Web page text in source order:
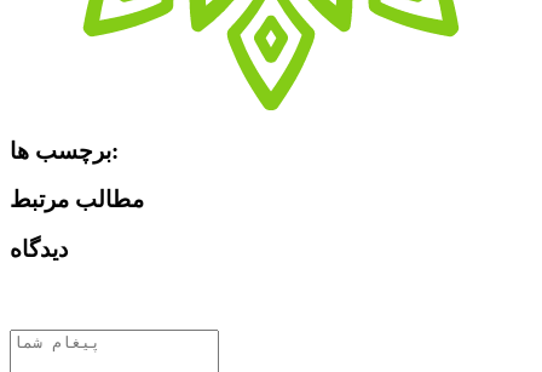
برچسب ها:
مطالب مرتبط
دیدگاه